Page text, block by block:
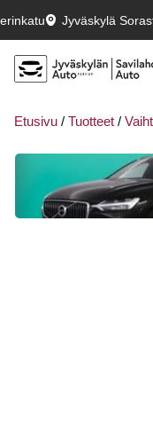
Jyväskylä
Etusivu / Tuotteet /